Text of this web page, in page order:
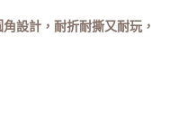
設計，耐折耐撕又耐玩，